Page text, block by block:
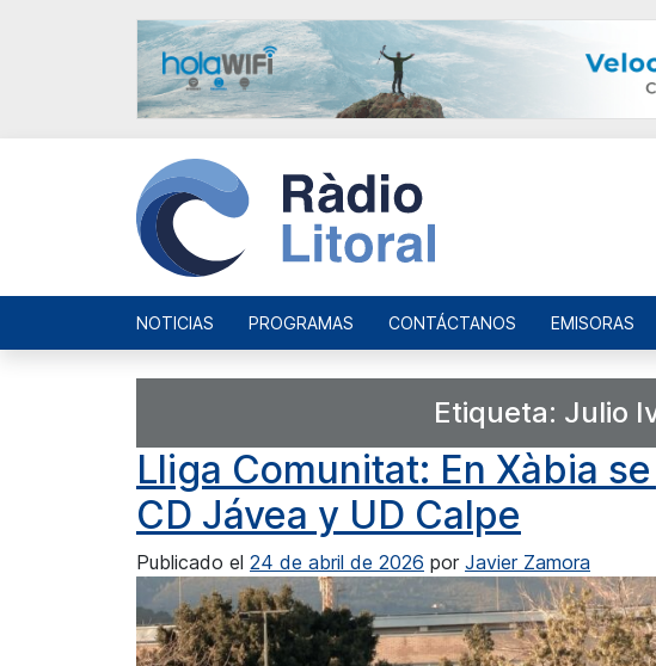
NOTICIAS PROGRAMAS CONTÁCTANOS EMISORAS
Etiqueta: Julio
Lliga Comunitat: En Xàbia
CD Jávea y UD Calpe
Publicado el 24 de abril de 2026 por Javier Zamora